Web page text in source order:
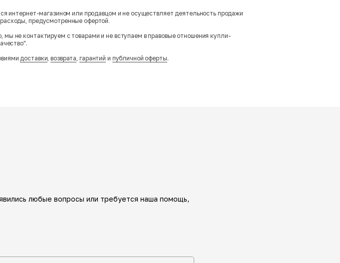
интернет-магазином или продавцом и не осуществляет деятельность продажи
предусмотренные офертой.
не контактируем с товарами и не вступаем в правовые отношения купли-
доставки,возврата, гарантий и публичной оферты.
любые вопросы или требуется наша помощь,